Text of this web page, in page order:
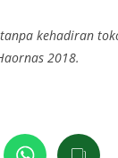
kehadiran
2018.